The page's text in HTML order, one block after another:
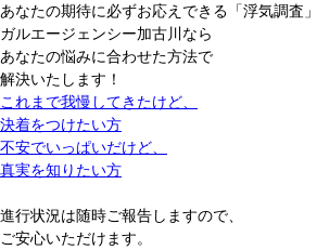
あなたの期待に必ずお応えできる「浮気調査
ガルエージェンシー加古川なら
あなたの悩みに合わせた方法で
解決いたします！
これまで我慢してきたけど、
決着をつけたい方
不安でいっぱいだけど、
真実を知りたい方
進行状況は随時ご報告しますので、
ご安心いただけます。